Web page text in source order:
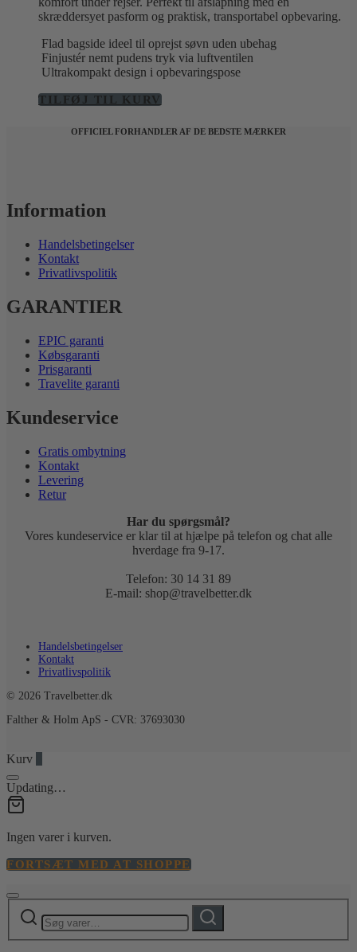
skræddersyet pasform og praktisk, transportabel opbevaring.
Flad bagside ideel til oprejst søvn uden ubehag
Finjustér nemt pudens tryk via luftventilen
Ultrakompakt design i opbevaringspose
TILFØJ TIL KURV
OFFICIEL FORHANDLER AF DE BEDSTE MÆRKER
Information
Handelsbetingelser
Kontakt
Privatlivspolitik
GARANTIER
EPIC garanti
Købsgaranti
Prisgaranti
Travelite garanti
Kundeservice
Gratis ombytning
Kontakt
Levering
Retur
Har du spørgsmål?
Vores kundeservice er klar til at hjælpe på telefon og chat alle
hverdage fra 9-17.
Telefon: 30 14 31 89
E-mail: shop@travelbetter.dk
Handelsbetingelser
Kontakt
Privatlivspolitik
© 2026 Travelbetter.dk
Falther & Holm ApS - CVR: 37693030
Kurv
Updating…
Ingen varer i kurven.
FORTSÆT MED AT SHOPPE
Søg
efter:
Søg